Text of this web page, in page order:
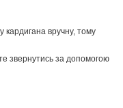
вручну, тому
звернутись за допомогою